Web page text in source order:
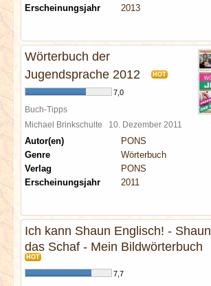
Erscheinungsjahr
2013
Wörterbuch der
Jugendsprache 2012
HOT
7,0
Buch-Tipps
Michael Brinkschulte 10. Dezember 2011
Autor(en)
PONS
Genre
Wörterbuch
Verlag
PONS
Erscheinungsjahr
2011
Ich kann Shaun Englisch! - Shaun
das Schaf - Mein Bildwörterbuch
HOT
7,7